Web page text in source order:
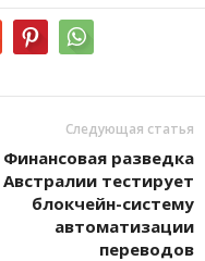
Следующая статья
Финансовая разведка
Австралии тестирует
блокчейн-систему
автоматизации
переводов